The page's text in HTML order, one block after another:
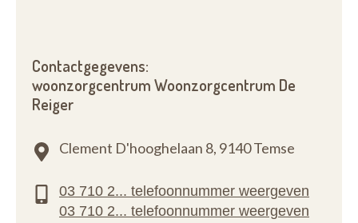
Contactgegevens:
woonzorgcentrum Woonzorgcentrum De
Reiger
Clement D'hooghelaan 8, 9140 Temse